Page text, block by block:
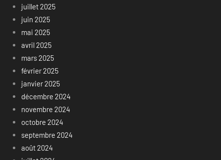
juillet 2025
juin 2025
mai 2025
avril 2025
mars 2025
février 2025
janvier 2025
décembre 2024
novembre 2024
octobre 2024
septembre 2024
août 2024